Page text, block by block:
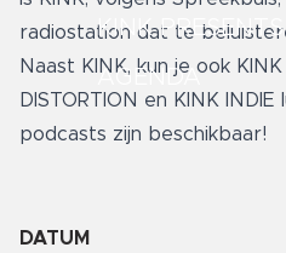
KINK PRESENTS
AGENDA
radiostation dat te
Naast KINK, kun je ook
DISTORTION en KINK
podcasts zijn beschikbaar!
DATUM